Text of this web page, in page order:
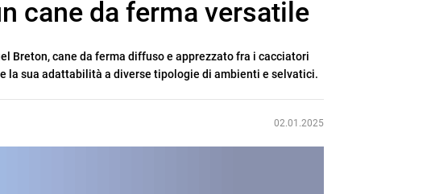
cane da ferma versatile
Breton, cane da ferma diffuso e apprezzato fra i cacciatori
la sua adattabilità a diverse tipologie di ambienti e selvatici.
02.01.2025